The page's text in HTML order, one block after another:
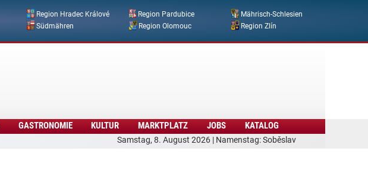
Region Hradec Králové Region Pardubice
Mährisch-Schlesien
Südmähren Region Olomouc Region Zlín
Samstag, 8. August 2026 | Namenstag: Soběslav
GASTRONOMIE KULTUR MARKTPLATZ JOBS KATALOG